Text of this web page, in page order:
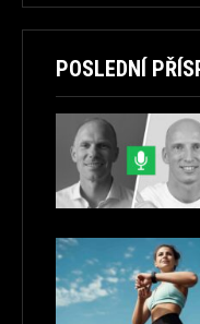
POSLEDNÍ